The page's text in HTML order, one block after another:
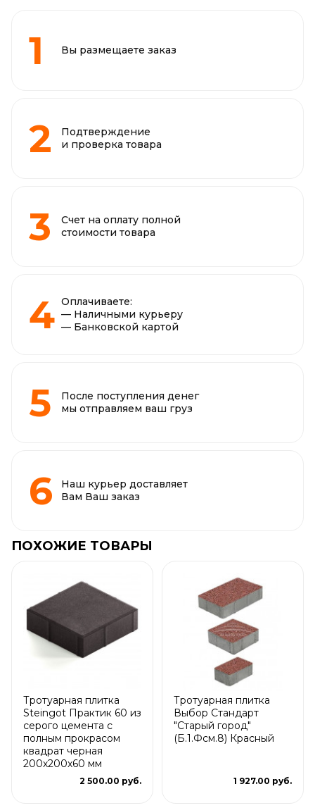
Вы размещаете заказ
Подтверждение
и проверка товара
Счет на оплату полной
стоимости товара
Оплачиваете:
— Наличными курьеру
— Банковской картой
После поступления денег
мы отправляем ваш груз
Наш курьер доставляет
Вам Ваш заказ
ПОХОЖИЕ ТОВАРЫ
Тротуарная плитка
Steingot Практик 60 из
серого цемента с
полным прокрасом
квадрат черная
200х200х60 мм
2 500.00 руб.
Тротуарная плитка
Выбор Стандарт
"Старый город"
(Б.1.Фсм.8) Красный
1 927.00 руб.